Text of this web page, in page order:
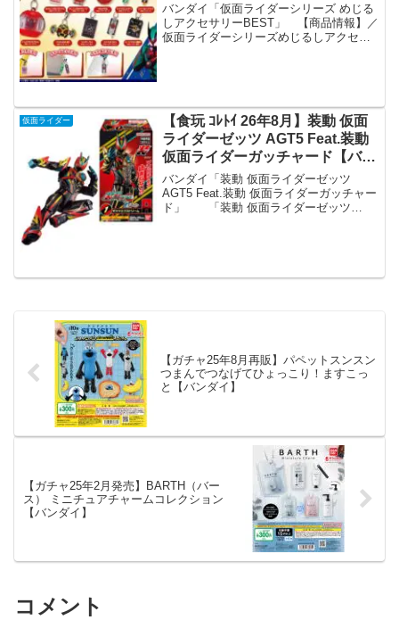
バンダイ「仮面ライダーシリーズ めじる
しアクセサリーBEST」 【商品情報】／
仮面ライダーシリーズめじるしアクセサ
仮面ライダー
【食玩 ｺﾚﾄｲ 26年8月】装動 仮面
ライダーゼッツ AGT5 Feat.装動
仮面ライダーガッチャード【バン
ダイ】
バンダイ「装動 仮面ライダーゼッツ
AGT5 Feat.装動 仮面ライダーガッチャー
ド」 「装動 仮面ライダーゼッツ
【ガチャ25年8月再販】パペットスンスン
つまんでつなげてひょっこり！ますこっ
と【バンダイ】
【ガチャ25年2月発売】BARTH（バー
ス） ミニチュアチャームコレクション
【バンダイ】
コメント